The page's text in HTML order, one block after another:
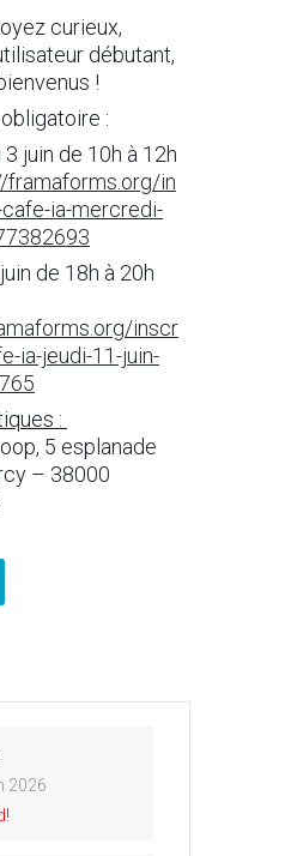
curieux,
débutant,
!
:
juin de 10h à 12h
framaforms.org/in
ia-mercredi-
de 18h à 20h
inscr
ia-jeudi-11-juin-
:
5 esplanade
– 38000
2026